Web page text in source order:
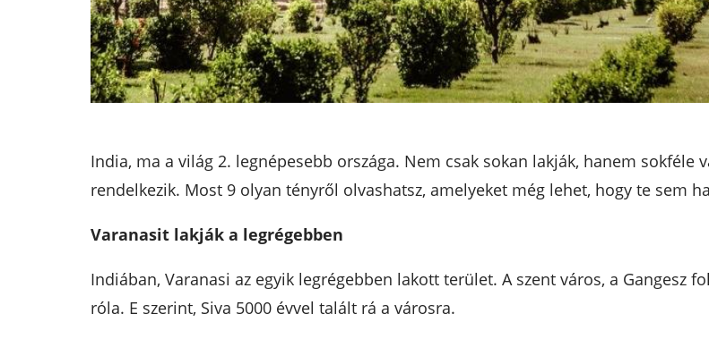
India, ma a világ 2. legnépesebb országa. Nem csak sokan lakják, hanem sokféle
rendelkezik. Most 9 olyan tényről olvashatsz, amelyeket még lehet, hogy te sem
Varanasit lakják a legrégebben
Indiában, Varanasi az egyik legrégebben lakott terület. A szent város, a
róla. E szerint, Siva 5000 évvel talált rá a városra.